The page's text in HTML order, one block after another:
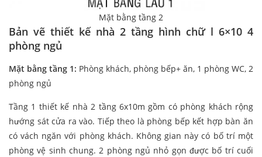
Mặt bằng tầng 2
Bản vẽ thiết kế nhà 2 tầng hình chữ l 6×10 4
phòng ngủ
Mặt bằng tầng 1: Phòng khách, phòng bếp+ ăn, 1 phòng WC, 2
phòng ngủ
Tầng 1 thiết kế nhà 2 tầng 6x10m gồm có phòng khách rộng
hướng sát cửa ra vào. Tiếp theo là phòng bếp kết hợp bàn ăn
có vách ngăn với phòng khách. Không gian này có bố trí một
phòng vệ sinh chung. 2 phòng ngủ nhỏ gọn được bố trí cuối